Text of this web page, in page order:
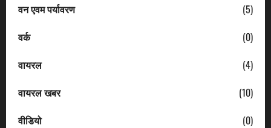
वन एवम पर्यावरण
(5)
वर्क
(0)
वायरल
(4)
वायरल खबर
(10)
वीडियो
(0)